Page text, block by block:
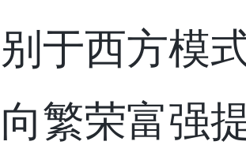
于西方模
繁荣富强